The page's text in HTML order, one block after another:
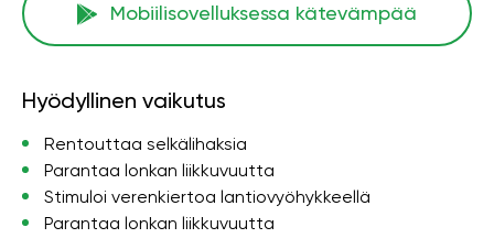
Mobiilisovelluksessa kätevämpää
Hyödyllinen vaikutus
Rentouttaa selkälihaksia
Parantaa lonkan liikkuvuutta
Stimuloi verenkiertoa lantiovyöhykkeellä
Parantaa lonkan liikkuvuutta